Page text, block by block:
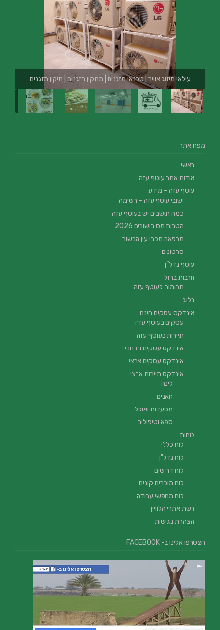
עילאי מיזוג אוויר | טכנאי מזגנים | מתקין מזגנים | תיקון מזגנים
מפת אתר
ראשי
אודות אתר עוטף עזה
עוטף עזה – מידע
ישובי עוטף עזה – רשימה
כמה תושבים יש בעוטף עזה
הטבות מס בישובים 2026
מרפאה מכבי עין הבשור
סרטונים
עוטף נדל”ן
חרבות ברזל
תרומות לעוטף עזה
בלוג
אינדקס עסקים חינם
עסקים בעוטף עזה
תיירות בעוטף עזה
אינדקס עסקים מרחבי
אינדקס עסקים ארצי
אינדקס תיירות ארצי
לינה
חאנים
מסעדות ואוכל
ספא וטיפולים
לוחות
לוח כללי
לוח נדל"ן
לוח דרושים
לוח מוכרים קונים
לוח מחפשי עבודה
רשת אתרי הלוויין
הצהרת נגישות
הצטרפו אלינו ב- FACEBOOK